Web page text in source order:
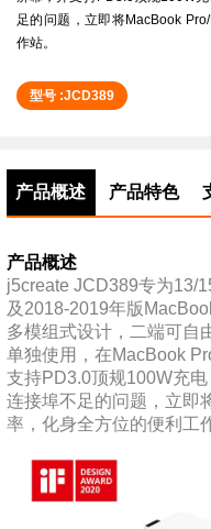
足的问题，立即将MacBook
作站。
型号 :JCD389
产品概述 产品特色
产品概述
j5create JCD389专为13/
及2018-2019年版
多模组式设计，二端可自
单独使用，在MacBook
支持PD3.0顶规100W充
连接埠不足的问题，立即
率，化身全方位的便利工